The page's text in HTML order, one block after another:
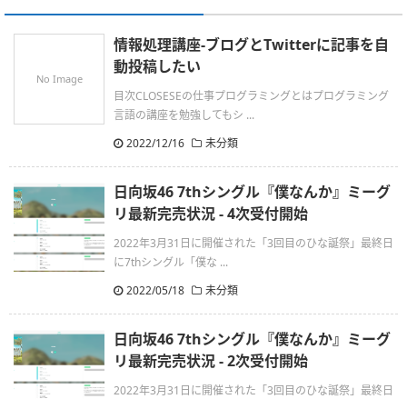
No Image
情報処理講座-ブログとTwitterに記事を自
動投稿したい
目次CLOSESEの仕事プログラミングとはプログラミング
言語の講座を勉強してもシ ...
2022/12/16
未分類
日向坂46 7thシングル『僕なんか』ミーグ
リ最新完売状況 - 4次受付開始
2022年3月31日に開催された「3回目のひな誕祭」最終日
に7thシングル「僕な ...
2022/05/18
未分類
日向坂46 7thシングル『僕なんか』ミーグ
リ最新完売状況 - 2次受付開始
2022年3月31日に開催された「3回目のひな誕祭」最終日